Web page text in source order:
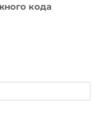
кода